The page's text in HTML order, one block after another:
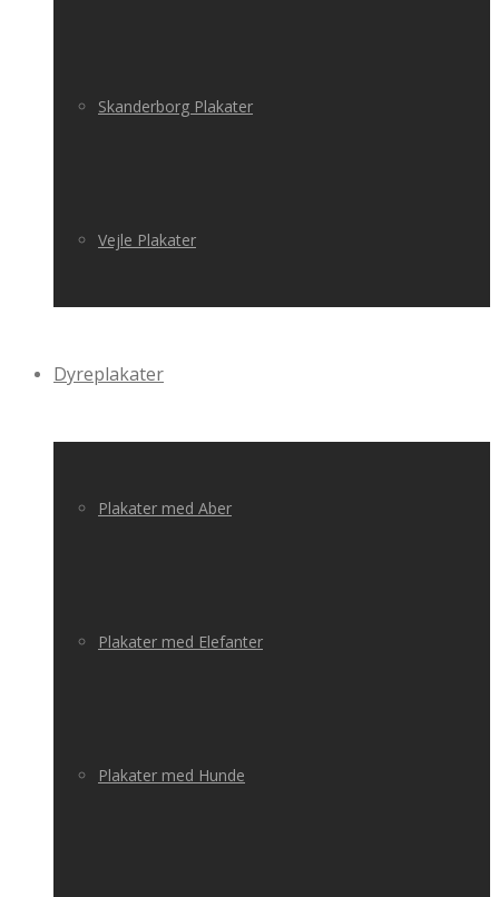
Skanderborg Plakater
Vejle Plakater
Dyreplakater
Plakater med Aber
Plakater med Elefanter
Plakater med Hunde